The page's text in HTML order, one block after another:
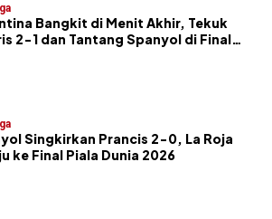
Bangkit di Menit Akhir, Tekuk
2-1 dan Tantang Spanyol di Final
Singkirkan Prancis 2-0, La Roja
ke Final Piala Dunia 2026